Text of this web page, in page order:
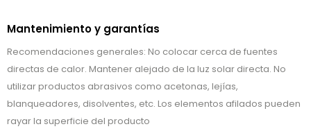
Mantenimiento y garantías
Recomendaciones generales: No colocar cerca de fuentes
directas de calor. Mantener alejado de la luz solar directa. No
utilizar productos abrasivos como acetonas, lejías,
blanqueadores, disolventes, etc. Los elementos afilados pueden
rayar la superficie del producto